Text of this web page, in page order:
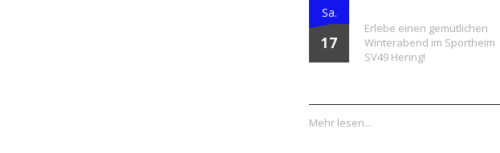
Sa.
17
Erlebe einen gemütlichen
Winterabend im Sportheim
SV49 Hering!
Mehr lesen...